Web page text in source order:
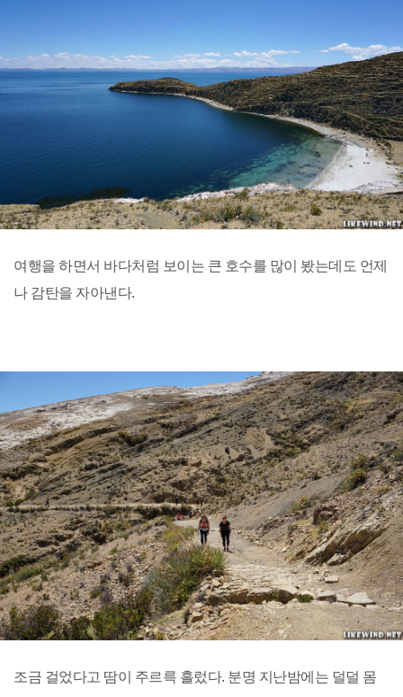
여행을 하면서 바다처럼 보이는 큰 호수를 많이 봤는데도 언제
나 감탄을 자아낸다.
조금 걸었다고 땀이 주르륵 흘렀다. 분명 지난밤에는 덜덜 몸